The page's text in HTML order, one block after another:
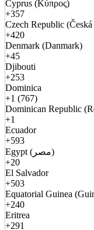
Cyprus (Κύπρος)
+357
Czech Republic
+420
Denmark (Danmark)
+45
Djibouti
+253
Dominica
+1 (767)
Dominican Republic
+1
Ecuador
+593
Egypt (مصر)
+20
El Salvador
+503
Equatorial Guinea
+240
Eritrea
+291